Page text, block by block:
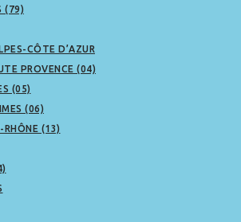
(79)
CÔTE D’AZUR
PROVENCE (04)
(05)
(06)
RHÔNE (13)